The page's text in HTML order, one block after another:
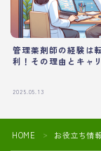
管理薬剤師の経験は
利！その理由とキャ
2025.05.13
HOME ＞ お役立ち情